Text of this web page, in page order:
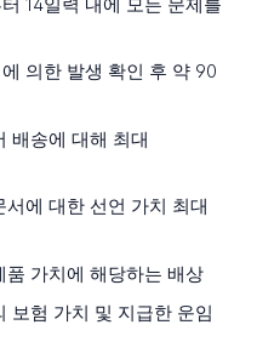
의한 발생 확인 후 약 90
배송에 대해 최대
서에 대한 선언 가치 최대
품 가치에 해당하는 배상
보험 가치 및 지급한 운임